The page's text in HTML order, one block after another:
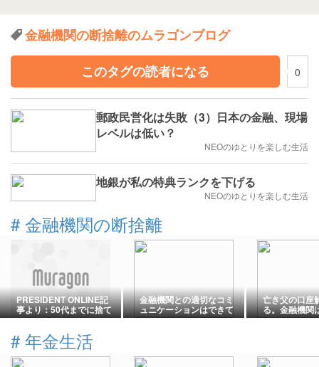
金融機関の断捨離のムラゴンブログ
このタグの読者になる
0
郵政民営化は失敗（3）日本の金融、現場
レベルは低い？
NEOのゆとりを楽しむ生活
地銀が私の特典ランクを下げる
NEOのゆとりを楽しむ生活
# 金融機関の断捨離
PRESIDENT ONLINE記
事より：50代までに捨て
ておくべき「老後のお金
フチェック
金融機関との適切なコミ
ュニケーションはできて
いるか
亡き父の口座
る。金融機関
る範囲がベス
# 年金生活